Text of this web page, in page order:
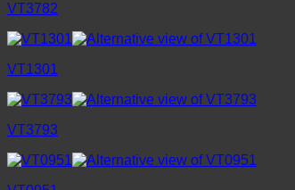
VT3782
VT1301
VT3793